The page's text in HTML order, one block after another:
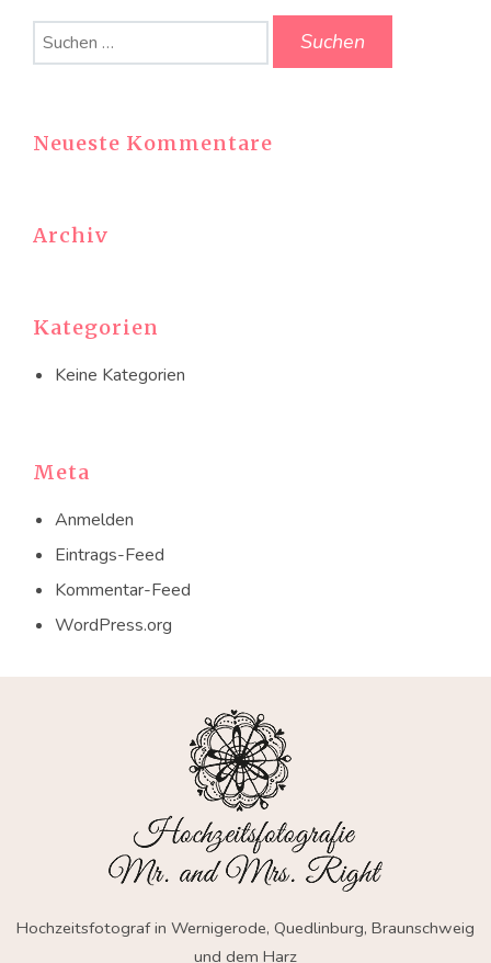
Suchen
nach:
Neueste Kommentare
Archiv
Kategorien
Keine Kategorien
Meta
Anmelden
Eintrags-Feed
Kommentar-Feed
WordPress.org
Hochzeitsfotograf in Wernigerode, Quedlinburg, Braunschweig
und dem Harz